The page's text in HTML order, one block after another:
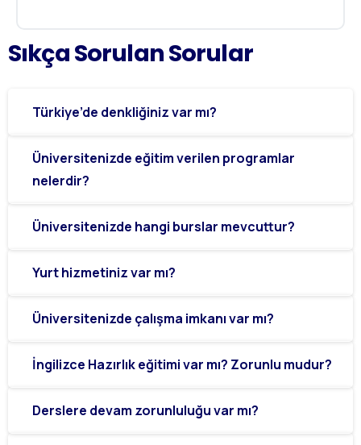
SıkçaSorulanSorular
Türkiye’de denkliğiniz var mı?
Üniversitenizde eğitim verilen programlar
nelerdir?
Üniversitenizde hangi burslar mevcuttur?
Yurt hizmetiniz var mı?
Üniversitenizde çalışma imkanı var mı?
İngilizce Hazırlık eğitimi var mı? Zorunlu mudur?
Derslere devam zorunluluğu var mı?